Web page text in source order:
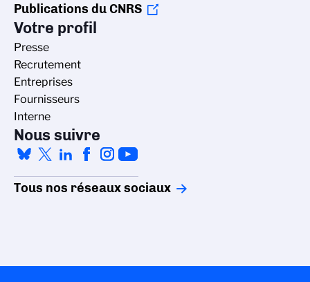
Publications du CNRS
Votre profil
Presse
Recrutement
Entreprises
Fournisseurs
Interne
Nous suivre
Tous nos réseaux sociaux